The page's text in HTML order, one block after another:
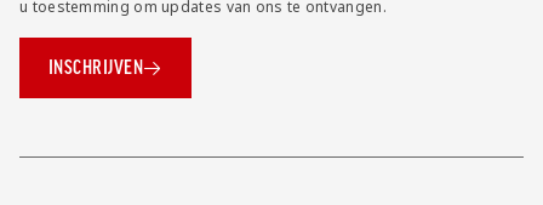
u toestemming om updates van ons te ontvangen.
INSCHRIJVEN